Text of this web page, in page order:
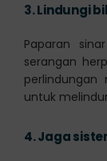
3.Lindungi
Paparan
serangan
untuk
4.Jaga